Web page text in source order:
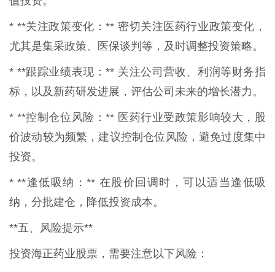
* **关注政策变化：** 密切关注医药行业政策变化，
尤其是集采政策、医保谈判等，及时调整投资策略。
* **跟踪业绩表现：** 关注公司营收、利润等财务指
标，以及新药研发进展，评估公司未来的增长潜力。
* **控制仓位风险：** 医药行业受政策影响较大，股
价波动较为频繁，建议控制仓位风险，避免过度集中
投资。
* **逢低吸纳：** 在股价回调时，可以适当逢低吸
纳，分批建仓，降低投资成本。
**五、风险提示**
投资海正药业股票，需要注意以下风险：